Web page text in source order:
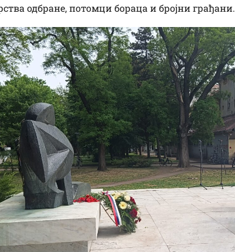
одбране, потомци бораца и бројни грађани.